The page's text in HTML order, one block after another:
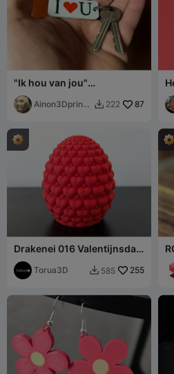
"Ik hou van jou"
sleutelhanger voor
Valentijnsdag
Ainon3Dprint
 222 87
Drakenei 016 Valentijnsdag
- Ter plekke afdrukken -
STL Torua3D  585 255